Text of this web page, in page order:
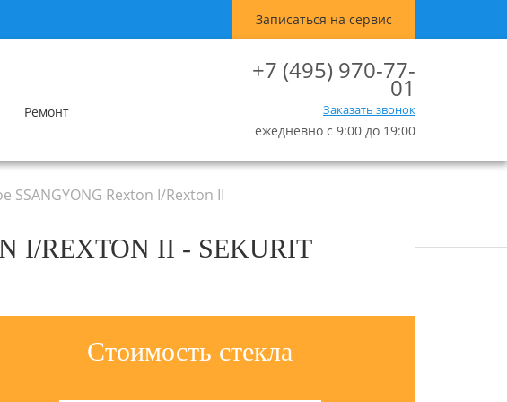
Записаться на сервис
Ремонт
+7 (495) 970-77-
01
Заказать звонок
ежедневно с 9:00 до 19:00
SSANGYONG Rexton I/Rexton II
REXTON II - SEKURIT
Стоимость стекла